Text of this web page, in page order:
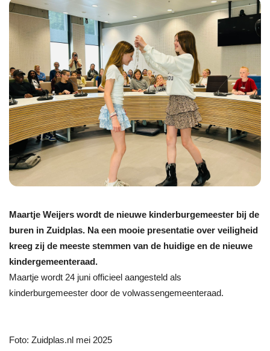
Maartje Weijers wordt de nieuwe kinderburgemeester bij de
buren in Zuidplas. Na een mooie presentatie over veiligheid
kreeg zij de meeste stemmen van de huidige en de nieuwe
kindergemeenteraad.
Maartje wordt 24 juni officieel aangesteld als
kinderburgemeester door de volwassengemeenteraad.
Foto: Zuidplas.nl mei 2025